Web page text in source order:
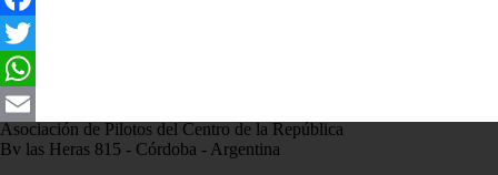
Facebook
Twitter
WhatsApp
Email
Asociación de Pilotos del Centro de la República
Bv las Heras 815 - Córdoba - Argentina